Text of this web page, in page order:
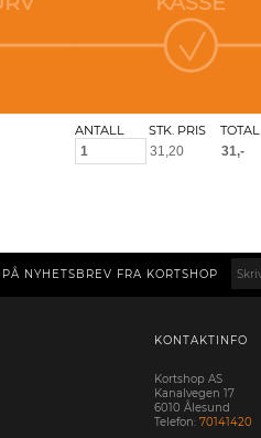
ANTALL STK. PRIS TOTAL
NYHETSBREV FRA KORTSHOP
KONTAKTINFO
Kortshop AS
Kanalvegen 17
6010 Ålesund
Telefon: 70141420